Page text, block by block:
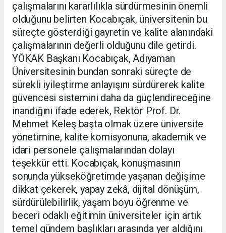
çalışmalarını kararlılıkla sürdürmesinin önemli
olduğunu belirten Kocabıçak, üniversitenin bu
süreçte gösterdiği gayretin ve kalite alanındaki
çalışmalarının değerli olduğunu dile getirdi.
YÖKAK Başkanı Kocabıçak, Adıyaman
Üniversitesinin bundan sonraki süreçte de
sürekli iyileştirme anlayışını sürdürerek kalite
güvencesi sistemini daha da güçlendireceğine
inandığını ifade ederek, Rektör Prof. Dr.
Mehmet Keleş başta olmak üzere üniversite
yönetimine, kalite komisyonuna, akademik ve
idari personele çalışmalarından dolayı
teşekkür etti. Kocabıçak, konuşmasının
sonunda yükseköğretimde yaşanan değişime
dikkat çekerek, yapay zekâ, dijital dönüşüm,
sürdürülebilirlik, yaşam boyu öğrenme ve
beceri odaklı eğitimin üniversiteler için artık
temel gündem başlıkları arasında yer aldığını